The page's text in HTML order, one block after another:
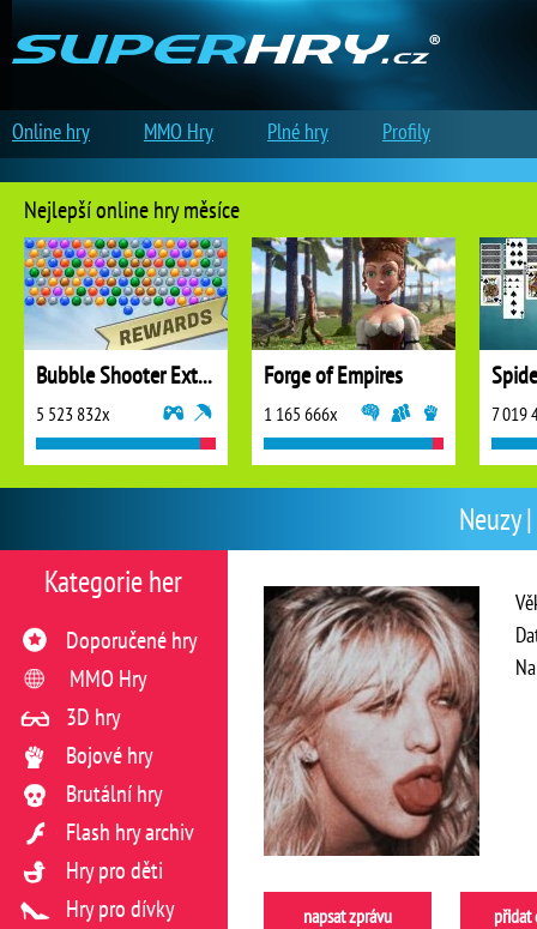
Neuzy
napsat zprávu přidat
Kategorie her
Doporučené hry
MMO Hry
3D hry
Bojové hry
Brutální hry
Flash hry archiv
Hry pro děti
Hry pro dívky
Nejlepší online hry měsíce
Bubble Shooter Extreme
5 523 832x
Forge of Empires
1 165 666x 7 019
Online hry MMO Hry Plné hry Profily